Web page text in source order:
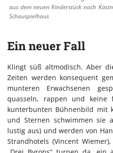
aus dem neuen Kinderstück nach
Schauspielhaus
Ein neuer Fall
Klingt süß altmodisch. Aber
Zeiten werden konsequent
munteren Erwachsenen
quasseln, rappen und keine
kunterbunten Bühnenbild mit
und Sternen schwimmen sie
lustig aus) und werden von
Strandhotels (Vincent